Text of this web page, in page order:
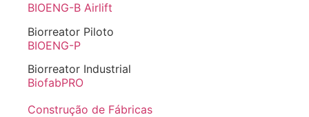
BIOENG-B Airlift
Biorreator Piloto
BIOENG-P
Biorreator Industrial
BiofabPRO
Construção de Fábricas